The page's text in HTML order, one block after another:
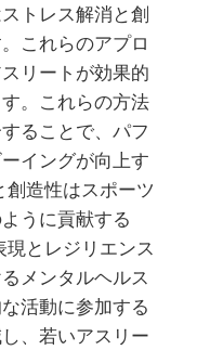
トレス解消と創
これらのアプロ
リートが効果的
。これらの方法
ることで、パフ
イングが向上す
造性はスポーツ
うに貢献する
とレジリエンス
メンタルヘルス
活動に参加する
、若いアスリー